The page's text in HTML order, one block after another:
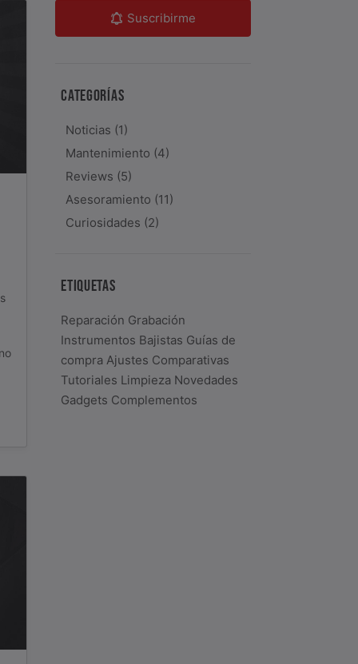
Suscribirme
CATEGORÍAS
Noticias (1)
Mantenimiento (4)
Reviews (5)
Asesoramiento (11)
Curiosidades (2)
ETIQUETAS
Reparación Grabación
Instrumentos Bajistas Guías de
compra Ajustes Comparativas
Tutoriales Limpieza Novedades
Gadgets Complementos